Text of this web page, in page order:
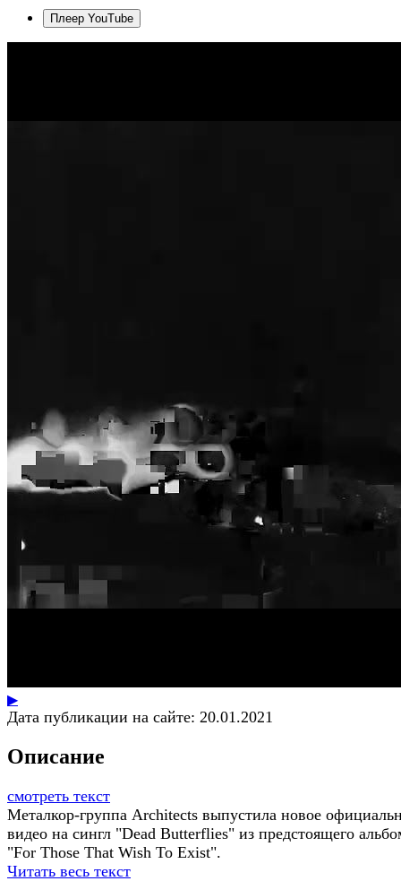
Плеер YouTube
▶
Дата публикации на сайте: 20.01.2021
Описание
смотреть текст
Металкор-группа Architects выпустила новое
видео на сингл "Dead Butterflies" из предстоящего
"For Those That Wish To Exist".
Читать весь текст